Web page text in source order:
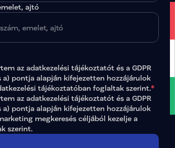
ajtó
az adatkezelési tájékoztatót és a GDPR
a) pontja alapján kifejezetten hozzájárulok
tájékoztatóban foglaltak szerint.*
az adatkezelési tájékoztatót és a GDPR
a) pontja alapján kifejezetten hozzájárulok
megkeresés céljából kezelje a
szerint.